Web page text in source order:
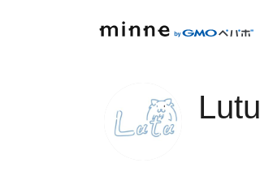
Lutu